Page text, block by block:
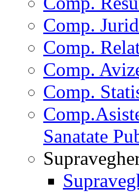
Comp.
Comp.
Comp.
Comp.
Sanatate